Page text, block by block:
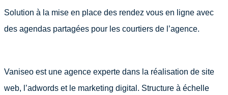
Solution à la mise en place des rendez vous en ligne avec
des agendas partagées pour les courtiers de l’agence.
Vaniseo est une agence experte dans la réalisation de site
web, l’adwords et le marketing digital. Structure à échelle